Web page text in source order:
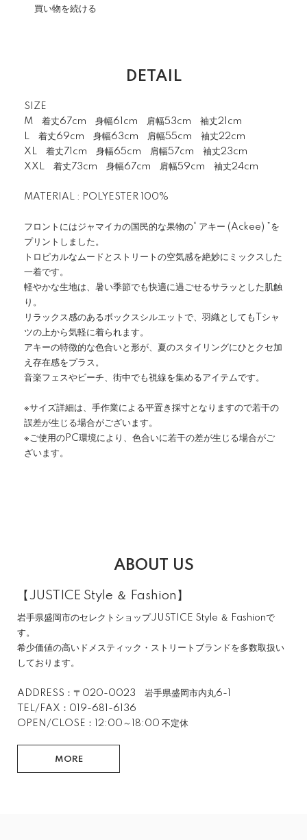
買い物を続ける
DETAIL
SIZE
M 着丈67cm 身幅61cm 肩幅53cm 袖丈21cm
L 着丈69cm 身幅63cm 肩幅55cm 袖丈22cm
XL 着丈71cm 身幅65cm 肩幅57cm 袖丈23cm
XXL 着丈73cm 身幅67cm 肩幅59cm 袖丈24cm
MATERIAL : POLYESTER 100%
フロントにはジャマイカの国民的な果物の“ アキー (Ackee) ”を
プリントしました。
トロピカルなムードとストリートの空気感を絶妙にミックスした
一着です。
軽やかな生地は、暑い季節でも快適に過ごせるサラッとした肌触
り。
リラックス感のあるボックスシルエットで、羽織としてもTシャ
ツの上から気軽に着られます。
アキーの特徴的な色合いと形が、夏のスタイリングにひとクセ加
え存在感をプラス。
音楽フェスやビーチ、街中でも視線を集めるアイテムです。
※サイズ詳細は、手作業による平置き採寸となりますので若干の
誤差が生じる場合がございます。
※ご使用のPC環境により、色合いに若干の差が生じる場合がご
ざいます。
ABOUT US
【JUSTICE Style ＆ Fashion】
岩手県盛岡市のセレクトショップJUSTICE Style ＆ Fashionで
す。
希少価値の高いドメスティック・ストリートブランドを多数取扱い
しております。
ADDRESS：〒020-0023 岩手県盛岡市内丸6-1
TEL/FAX：019-681-6136
OPEN/CLOSE：12:00～18:00 不定休
MORE